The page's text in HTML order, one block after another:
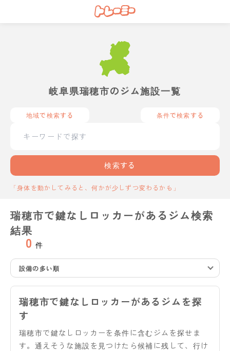
岐阜県瑞穂市のジム施設一覧
地域で検索する 条件で検索する
検索する
「身体を動かしてみると、何かが少しずつ変わるかも」
瑞穂市で鍵なしロッカーがあるジム検索
結果
0 件
設備の多い順
瑞穂市で鍵なしロッカーがあるジムを探
す
瑞穂市で鍵なしロッカーを条件に含むジムを探せま
す。通えそうな施設を見つけたら候補に残して、行け